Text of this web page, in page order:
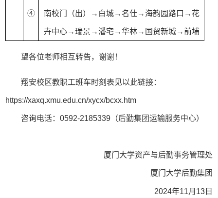
④ 南校门（出）→白城→名仕→海韵园路口→花
卉中心→瑞景→潘宅→华林→国贸新城→前埔
望各位老师相互转告，谢谢！
翔安校区教职工班车时刻表见以此链接：
https://xaxq.xmu.edu.cn/xycx/bcxx.htm
咨询电话：0592-2185339（后勤集团运输服务中心）
厦门大学资产与后勤事务管理处
厦门大学后勤集团
2024年11月 13日